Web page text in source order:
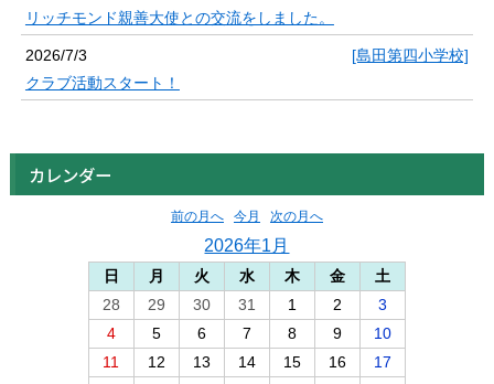
リッチモンド親善大使との交流をしました。
2026/7/3
[島田第四小学校]
クラブ活動スタート！
カレンダー
前の月へ 今月 次の月へ
2026年1月
日 月 火 水 木 金
土
28
29 30 31 1 2
3
4
5 6 7 8 9
10
11
12 13 14 15 16
17